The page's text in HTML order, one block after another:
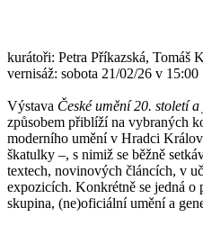
kurátoři: Petra Příkazská, Tomáš
vernisáž: sobota 21/02/26 v 15:00
Výstava České umění 20. století
způsobem přiblíží na vybraných
moderního umění v Hradci
škatulky –, s nimiž se běžně
textech, novinových článcích, v
expozicích. Konkrétně se jedná o
skupina, (ne)oficiální umění a